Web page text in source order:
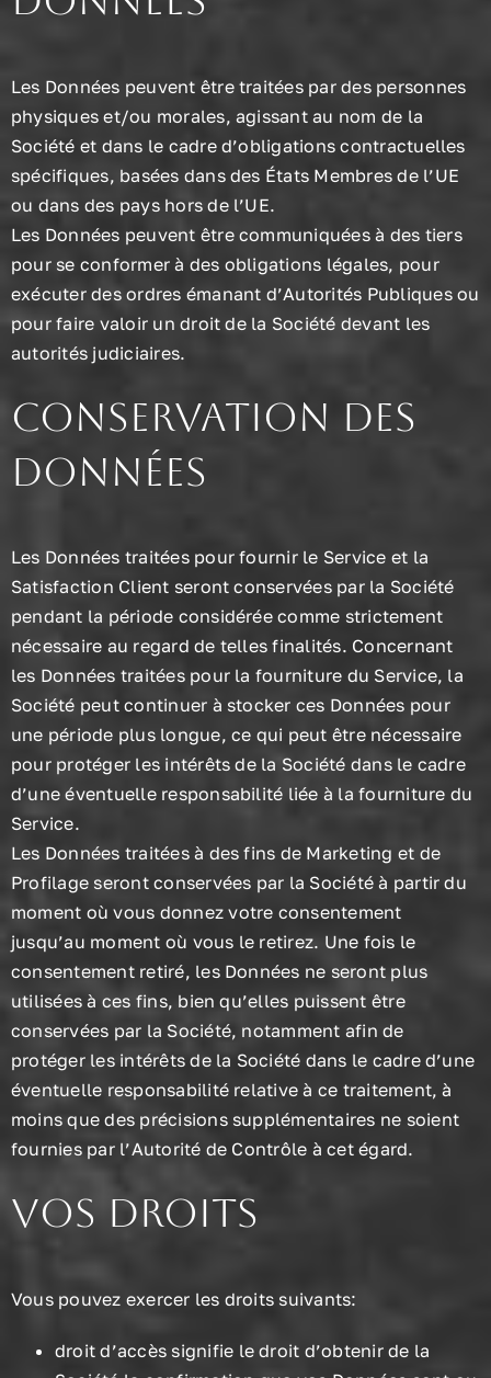
Les Données peuvent être traitées par des personnes
physiques et/ou morales, agissant au nom de la
Société et dans le cadre d’obligations contractuelles
spécifiques, basées dans des États Membres de l’UE
ou dans des pays hors de l’UE.
Les Données peuvent être communiquées à des tiers
pour se conformer à des obligations légales, pour
exécuter des ordres émanant d’Autorités Publiques ou
pour faire valoir un droit de la Société devant les
autorités judiciaires.
Conservation des
données
Les Données traitées pour fournir le Service et la
Satisfaction Client seront conservées par la Société
pendant la période considérée comme strictement
nécessaire au regard de telles finalités. Concernant
les Données traitées pour la fourniture du Service, la
Société peut continuer à stocker ces Données pour
une période plus longue, ce qui peut être nécessaire
pour protéger les intérêts de la Société dans le cadre
d’une éventuelle responsabilité liée à la fourniture du
Service.
Les Données traitées à des fins de Marketing et de
Profilage seront conservées par la Société à partir du
moment où vous donnez votre consentement
jusqu’au moment où vous le retirez. Une fois le
consentement retiré, les Données ne seront plus
utilisées à ces fins, bien qu’elles puissent être
conservées par la Société, notamment afin de
protéger les intérêts de la Société dans le cadre d’une
éventuelle responsabilité relative à ce traitement, à
moins que des précisions supplémentaires ne soient
fournies par l’Autorité de Contrôle à cet égard.
Vos droits
Vous pouvez exercer les droits suivants:
droit d’accès signifie le droit d’obtenir de la